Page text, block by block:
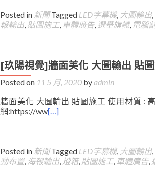
Posted in 新聞 Tagged LED字幕機, 大圖輸出,
報輸出, 貼圖施工, 車體廣告, 選舉旗幟, 電腦
[玖陽視覺]牆面美化 大圖輸出 貼
Posted on 11 5 月, 2020 byadmin
牆面美化 大圖輸出 貼圖施工 使用材質 :
網:https://ww[…]
Posted in 新聞 Tagged LED字幕機, 大圖輸出,
動布置, 海報輸出, 燈箱, 貼圖施工, 車體廣告,